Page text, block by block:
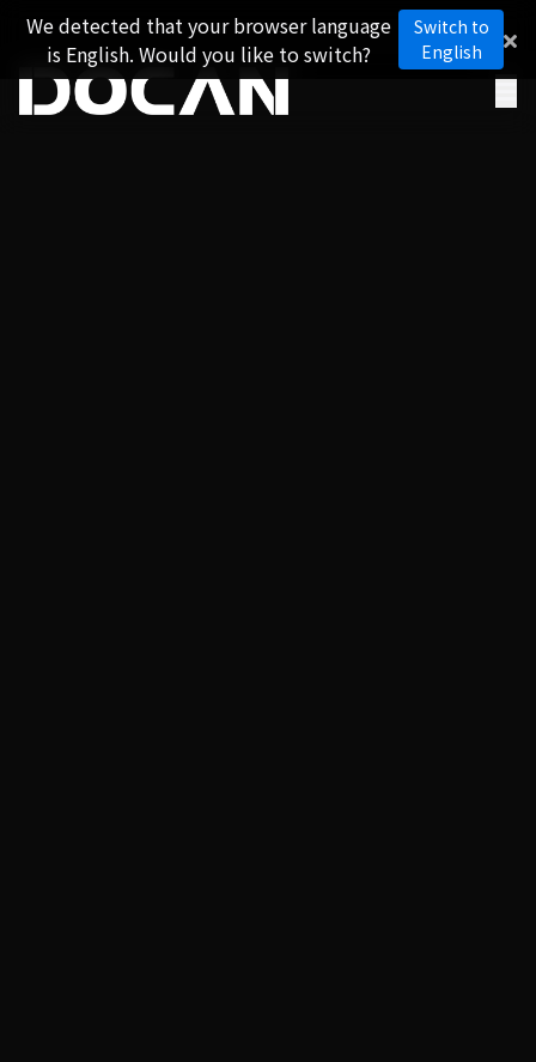
We detected that your browser language
is English. Would you like to switch?
Switch to
English